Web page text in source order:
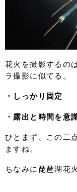
花火を撮影するの
ラ撮影に似てる。
・しっかり固定
・露出と時間を意
ひとまず、この二
ますね。
ちなみに琵琶湖花